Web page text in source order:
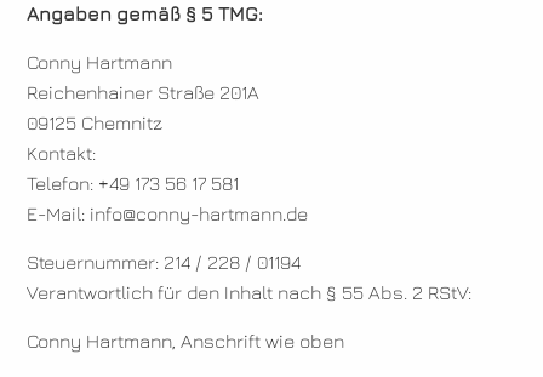
Angaben gemäß § 5 TMG:
Conny Hartmann
Reichenhainer Straße 201A
09125 Chemnitz
Kontakt:
Telefon: +49 173 56 17 581
E-Mail: info@conny-hartmann.de
Steuernummer: 214 / 228 / 01194
Verantwortlich für den Inhalt nach § 55 Abs. 2 RStV:
Conny Hartmann, Anschrift wie oben